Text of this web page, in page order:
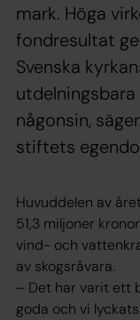
mark. Höga
fondresultat
Svenska
någonsin,
stiftets
Huvuddelen av
51,3 miljoner
vind- och
av skogsråvara.
– Det har varit ett
goda och vi